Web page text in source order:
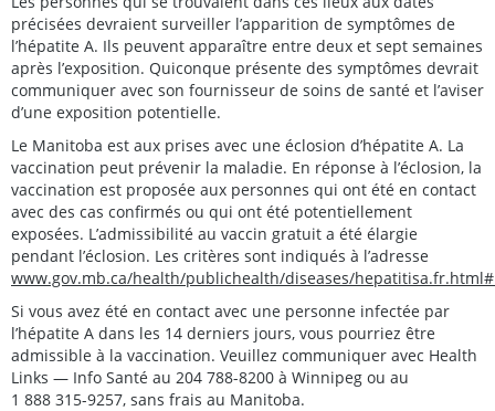
précisées devraient surveiller l’apparition de symptômes de
l’hépatite A. Ils peuvent apparaître entre deux et sept semaines
après l’exposition. Quiconque présente des symptômes devrait
communiquer avec son fournisseur de soins de santé et l’aviser
d’une exposition potentielle.
Le Manitoba est aux prises avec une éclosion d’hépatite A. La
vaccination peut prévenir la maladie. En réponse à l’éclosion, la
vaccination est proposée aux personnes qui ont été en contact
avec des cas confirmés ou qui ont été potentiellement
exposées. L’admissibilité au vaccin gratuit a été élargie
pendant l’éclosion. Les critères sont indiqués à l’adresse
www.gov.mb.ca/health/publichealth/diseases/
Si vous avez été en contact avec une personne infectée par
l’hépatite A dans les 14 derniers jours, vous pourriez être
admissible à la vaccination. Veuillez communiquer avec Health
Links — Info Santé au 204 788-8200 à Winnipeg ou au
1 888 315-9257, sans frais au Manitoba.